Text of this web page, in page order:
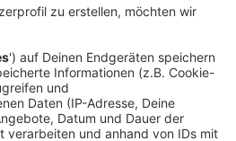
A31 mit Behinderungen
Kreuz wird am Dienstag die
die B473 aus Rhede
zwar von 10 bis 14 Uhr. Für die